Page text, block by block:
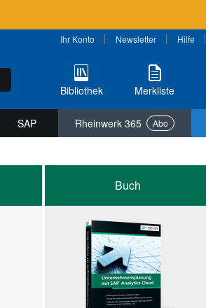
Ihr Konto Newsletter Hilfe
Bibliothek Merkliste
SAP Rheinwerk 365 Abo
Buch